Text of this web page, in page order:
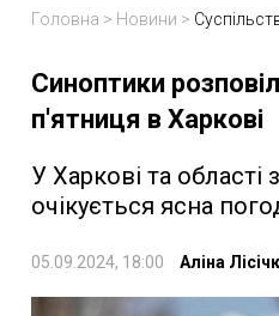
Головна > Новини >
Синоптики
п'ятниця в Харкові
У Харкові та області
очікується ясна
05.09.2024, 18:00 Аліна